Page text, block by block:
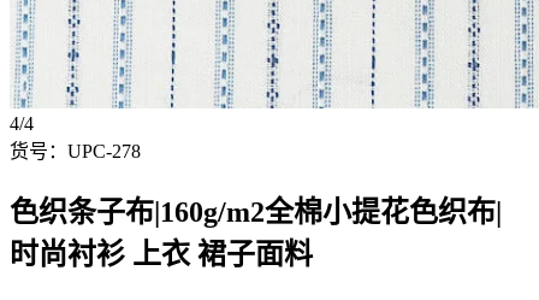
4/4
货号：UPC-278
色织条子布|160g/m2全棉小提花色织布|
时尚衬衫 上衣 裙子面料